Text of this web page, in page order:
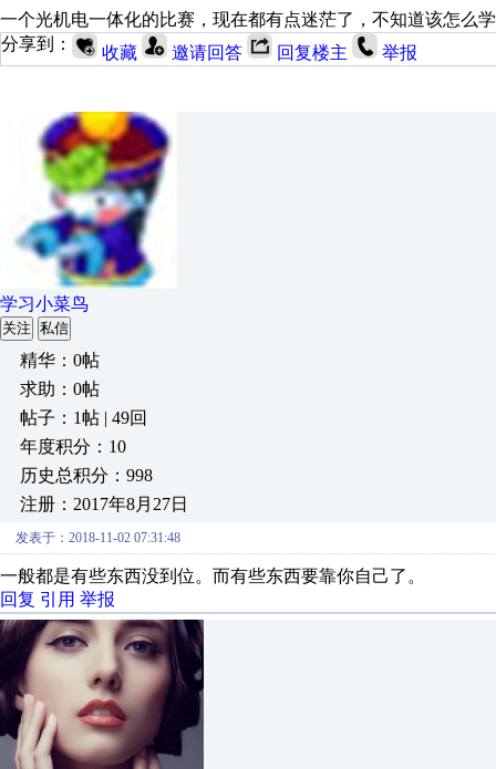
一个光机电一体化的比赛，现在都有点迷茫了，不知道该怎么
分享到：
收藏 邀请回答 回复楼主 举报
学习小菜鸟
关注 私信
精华：0帖
求助：0帖
帖子：1帖 | 49回
年度积分：10
历史总积分：998
注册：2017年8月27日
发表于：2018-11-02 07:31:48
一般都是有些东西没到位。而有些东西要靠你自己了。
回复 引用 举报